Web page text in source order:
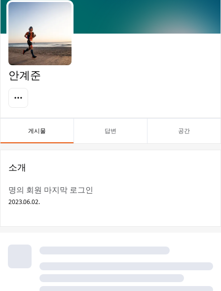
안계준
게시물 답변 공간
소개
명의 회원 마지막 로그인
2023.06.02.